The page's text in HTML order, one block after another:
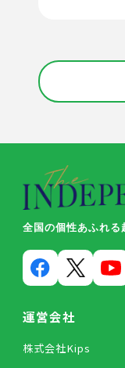
全国の個性あふれる
運営会社
株式会社Kips